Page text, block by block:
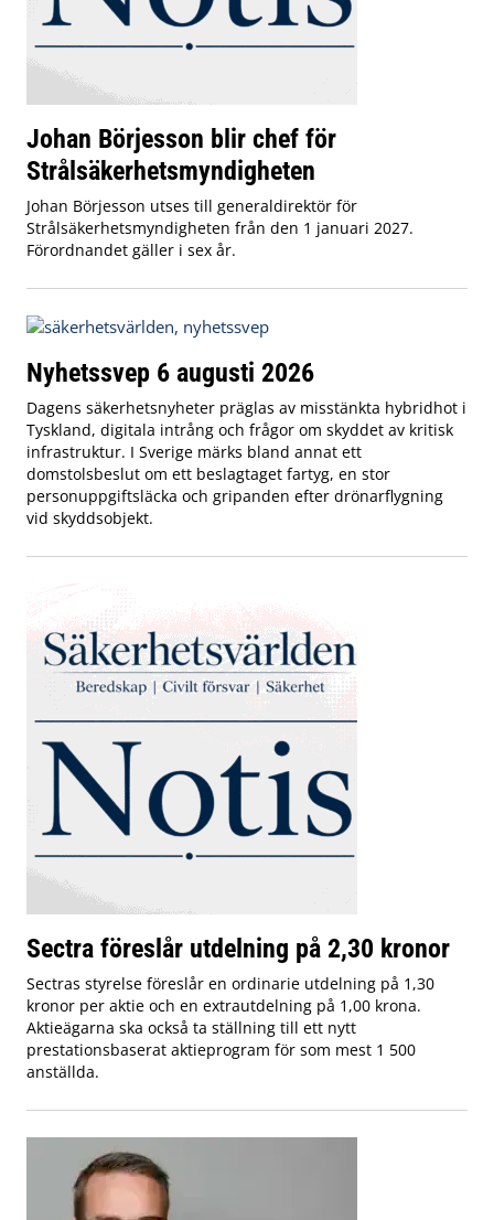
Johan Börjesson blir chef för
Strålsäkerhetsmyndigheten
Johan Börjesson utses till generaldirektör för
Strålsäkerhetsmyndigheten från den 1 januari 2027.
Förordnandet gäller i sex år.
Nyhetssvep 6 augusti 2026
Dagens säkerhetsnyheter präglas av misstänkta hybridhot i
Tyskland, digitala intrång och frågor om skyddet av kritisk
infrastruktur. I Sverige märks bland annat ett
domstolsbeslut om ett beslagtaget fartyg, en stor
personuppgiftsläcka och gripanden efter drönarflygning
vid skyddsobjekt.
Sectra föreslår utdelning på 2,30 kronor
Sectras styrelse föreslår en ordinarie utdelning på 1,30
kronor per aktie och en extrautdelning på 1,00 krona.
Aktieägarna ska också ta ställning till ett nytt
prestationsbaserat aktieprogram för som mest 1 500
anställda.